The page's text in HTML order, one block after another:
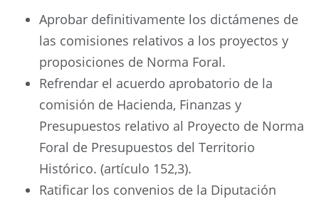
Aprobar definitivamente los dictámenes de
las comisiones relativos a los proyectos y
proposiciones de Norma Foral.
Refrendar el acuerdo aprobatorio de la
comisión de Hacienda, Finanzas y
Presupuestos relativo al Proyecto de Norma
Foral de Presupuestos del Territorio
Histórico. (artículo 152,3).
Ratificar los convenios de la Diputación